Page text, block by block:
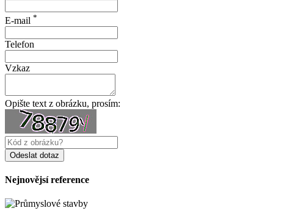
E-mail *
Telefon
Vzkaz
Opište text z obrázku, prosím:
Nejnovějsí reference